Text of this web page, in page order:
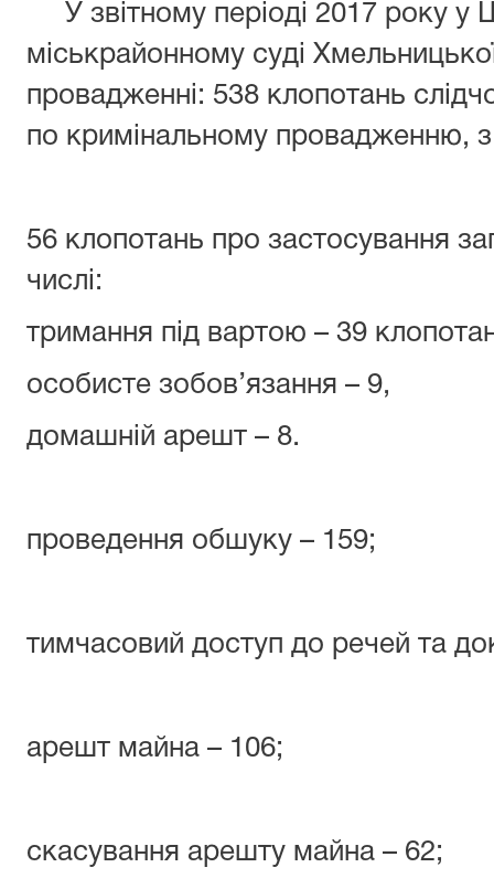
У звітному періоді 2017 року у
міськрайонному суді
провадженні: 538 клопотань
по кримінальному провадженню,
56 клопотань про застосування
числі:
тримання під вартою – 39
особисте зобов’язання – 9,
домашній арешт – 8.
проведення обшуку – 159;
тимчасовий доступ до речей та
арешт майна – 106;
скасування арешту майна – 62;